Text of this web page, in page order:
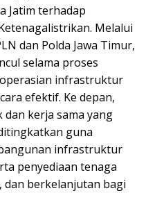
Jatim terhadap
Melalui
dan Polda Jawa Timur,
selama proses
infrastruktur
efektif. Ke depan,
kerja sama yang
guna
infrastruktur
penyediaan tenaga
dan berkelanjutan bagi